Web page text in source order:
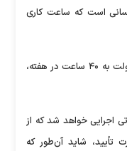
است که ساعت کاری
دولت نیز با کاهش ساعت کاری کارمندان دولت به ۴۰ ساعت در هفته،
اجرایی خواهد شد که از
تأیید، شاید آن‌طور که